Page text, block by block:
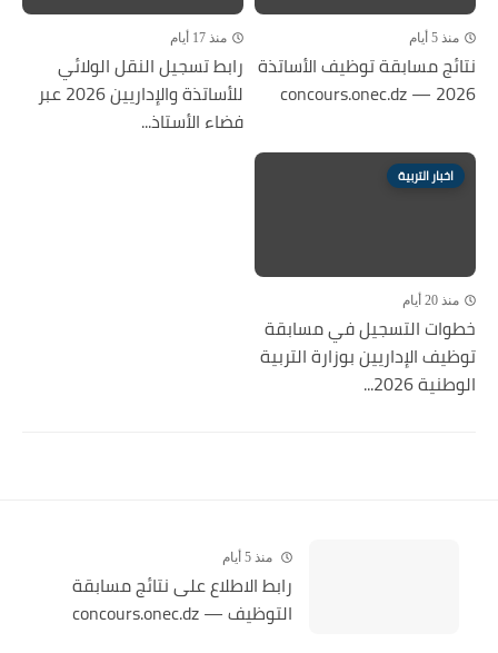
منذ 5 أيام
نتائج مسابقة توظيف الأساتذة
2026 — concours.onec.dz
منذ 17 أيام
رابط تسجيل النقل الولائي
للأساتذة والإداريين 2026 عبر
فضاء الأستاذ...
اخبار التربية
منذ 20 أيام
خطوات التسجيل في مسابقة
توظيف الإداريين بوزارة التربية
الوطنية 2026...
منذ 5 أيام
رابط الاطلاع على نتائج مسابقة
التوظيف — concours.onec.dz